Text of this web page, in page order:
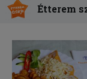
Étterem